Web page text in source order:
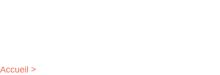
Accueil >